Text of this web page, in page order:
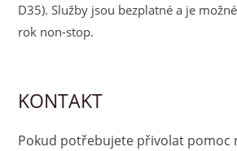
D35). Služby jsou bezplatné a je
rok non-stop.
KONTAKT
Pokud potřebujete přivolat pomoc